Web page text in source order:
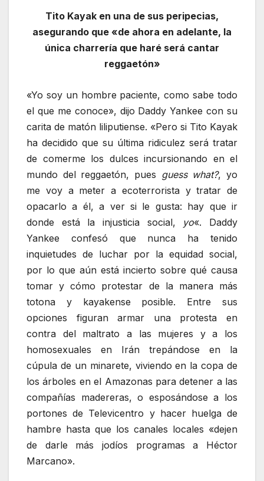
Tito Kayak en una de sus peripecias,
asegurando que «de ahora en adelante, la
única charrería que haré será cantar
reggaetón»
«Yo soy un hombre paciente, como sabe todo
el que me conoce», dijo Daddy Yankee con su
carita de matón liliputiense. «Pero si Tito Kayak
ha decidido que su última ridiculez será tratar
de comerme los dulces incursionando en el
mundo del reggaetón, pues guess what?, yo
me voy a meter a ecoterrorista y tratar de
opacarlo a él, a ver si le gusta: hay que ir
donde está la injusticia social, yo«. Daddy
Yankee confesó que nunca ha tenido
inquietudes de luchar por la equidad social,
por lo que aún está incierto sobre qué causa
tomar y cómo protestar de la manera más
totona y kayakense posible. Entre sus
opciones figuran armar una protesta en
contra del maltrato a las mujeres y a los
homosexuales en Irán trepándose en la
cúpula de un minarete, viviendo en la copa de
los árboles en el Amazonas para detener a las
compañías madereras, o esposándose a los
portones de Televicentro y hacer huelga de
hambre hasta que los canales locales «dejen
de darle más jodíos programas a Héctor
Marcano».